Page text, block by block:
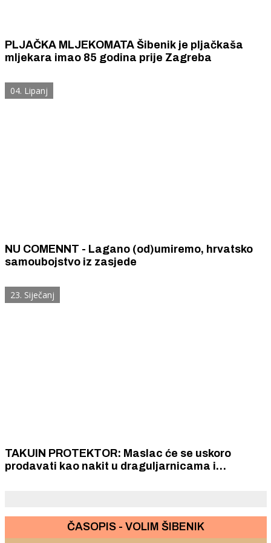
PLJAČKA MLJEKOMATA Šibenik je pljačkaša
mljekara imao 85 godina prije Zagreba
04. Lipanj
NU COMENNT - Lagano (od)umiremo, hrvatsko
samoubojstvo iz zasjede
23. Siječanj
TAKUIN PROTEKTOR: Maslac će se uskoro
prodavati kao nakit u draguljarnicama i
ČASOPIS - VOLIM ŠIBENIK